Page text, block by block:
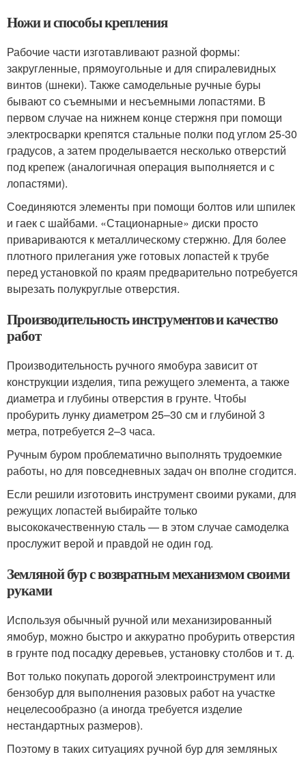
Ножи и способы крепления
Рабочие части изготавливают разной формы:
закругленные, прямоугольные и для спиралевидных
винтов (шнеки). Также самодельные ручные буры
бывают со съемными и несъемными лопастями. В
первом случае на нижнем конце стержня при помощи
электросварки крепятся стальные полки под углом 25-30
градусов, а затем проделывается несколько отверстий
под крепеж (аналогичная операция выполняется и с
лопастями).
Соединяются элементы при помощи болтов или шпилек
и гаек с шайбами. «Стационарные» диски просто
привариваются к металлическому стержню. Для более
плотного прилегания уже готовых лопастей к трубе
перед установкой по краям предварительно потребуется
вырезать полукруглые отверстия.
Производительность инструментов и качество
работ
Производительность ручного ямобура зависит от
конструкции изделия, типа режущего элемента, а также
диаметра и глубины отверстия в грунте. Чтобы
пробурить лунку диаметром 25–30 см и глубиной 3
метра, потребуется 2–3 часа.
Ручным буром проблематично выполнять трудоемкие
работы, но для повседневных задач он вполне сгодится.
Если решили изготовить инструмент своими руками, для
режущих лопастей выбирайте только
высококачественную сталь — в этом случае самоделка
прослужит верой и правдой не один год.
Земляной бур с возвратным механизмом своими
руками
Используя обычный ручной или механизированный
ямобур, можно быстро и аккуратно пробурить отверстия
в грунте под посадку деревьев, установку столбов и т. д.
Вот только покупать дорогой электроинструмент или
бензобур для выполнения разовых работ на участке
нецелесообразно (а иногда требуется изделие
нестандартных размеров).
Поэтому в таких ситуациях ручной бур для земляных